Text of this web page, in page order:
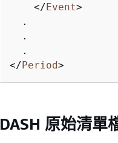
</Event>
  .
  .
</Period>
DASH 原始清單